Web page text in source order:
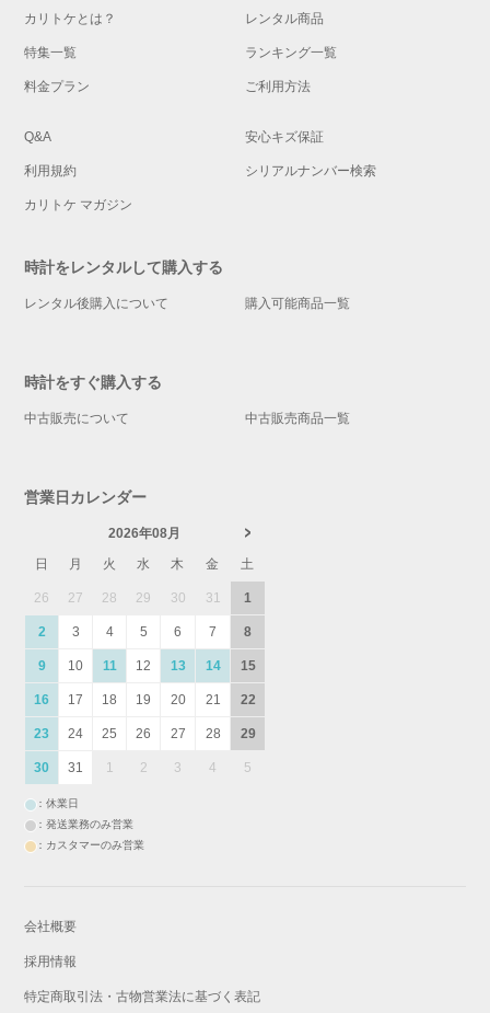
カリトケとは？ レンタル商品
特集一覧 ランキング一覧
料金プラン ご利用方法
Q&A 安心キズ保証
利用規約 シリアルナンバー検索
カリトケ マガジン
時計をレンタルして購入する
レンタル後購入について 購入可能商品一覧
時計をすぐ購入する
中古販売について 中古販売商品一覧
営業日カレンダー
2026年08月
日
月 火 水 木 金 土
26 27 28 29 30 31 1
2 3 4 5 6 7 8
9 10 11 12 13 14 15
16 17 18 19 20 21 22
23 24 25 26 27 28 29
30 31 1 2 3 4 5
：休業日
：発送業務のみ営業
：カスタマーのみ営業
会社概要
採用情報
特定商取引法・古物営業法に基づく表記